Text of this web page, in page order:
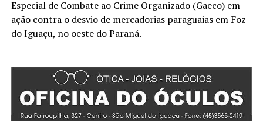
Especial de Combate ao Crime Organizado (Gaeco) em
ação contra o desvio de mercadorias paraguaias em Foz
do Iguaçu, no oeste do Paraná.